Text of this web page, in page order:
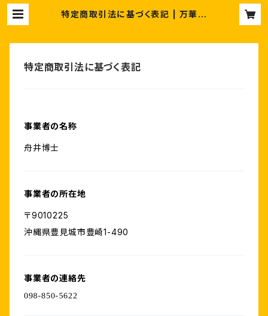
特定商取引法に基づく表記 | 万華鏡
特定商取引法に基づく表記
事業者の名称
舟井博士
事業者の所在地
〒9010225
沖縄県豊見城市豊崎1-490
事業者の連絡先